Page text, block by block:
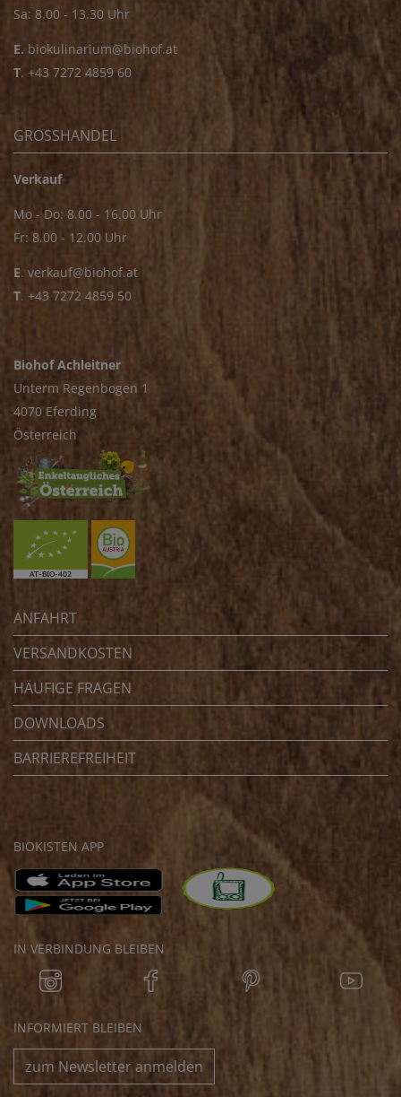
Sa: 8.00 - 13.30 Uhr
E. biokulinarium@biohof.at
T. +43 7272 4859 60
GROSSHANDEL
Verkauf
Mo - Do: 8.00 - 16.00 Uhr
Fr: 8.00 - 12.00 Uhr
E. verkauf@biohof.at
T. +43 7272 4859 50
Biohof Achleitner
Unterm Regenbogen 1
4070 Eferding
Österreich
ANFAHRT
VERSANDKOSTEN
HÄUFIGE FRAGEN
DOWNLOADS
BARRIEREFREIHEIT
BIOKISTEN APP
IN VERBINDUNG BLEIBEN
INFORMIERT BLEIBEN
zum Newsletter anmelden